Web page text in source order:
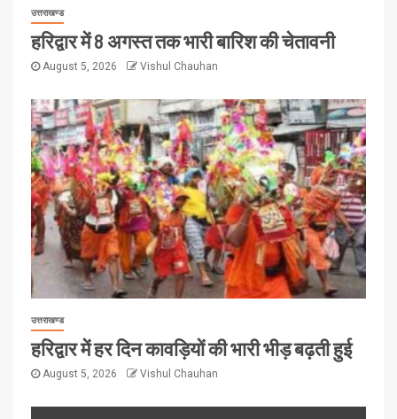
उत्तराखण्ड
हरिद्वार में 8 अगस्त तक भारी बारिश की चेतावनी
August 5, 2026 Vishul Chauhan
उत्तराखण्ड
हरिद्वार में हर दिन कावड़ियों की भारी भीड़ बढ़ती हुई
August 5, 2026 Vishul Chauhan